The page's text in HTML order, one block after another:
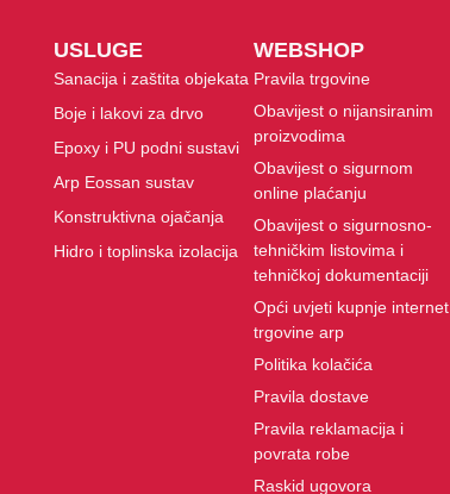
USLUGE
Sanacija i zaštita objekata
Boje i lakovi za drvo
Epoxy i PU podni sustavi
Arp Eossan sustav
Konstruktivna ojačanja
Hidro i toplinska izolacija
WEBSHOP
Pravila trgovine
Obavijest o nijansiranim
proizvodima
Obavijest o sigurnom
online plaćanju
Obavijest o sigurnosno-
tehničkim listovima i
tehničkoj dokumentaciji
Opći uvjeti kupnje internet
trgovine arp
Politika kolačića
Pravila dostave
Pravila reklamacija i
povrata robe
Raskid ugovora